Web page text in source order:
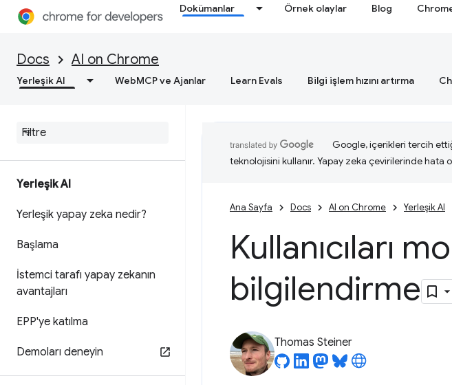
Dokümanlar Örnek olaylar Blog
Docs AI on Chrome
Yerleşik AI WebMCP ve Ajanlar Learn Evals Bilgi işlem hızını artırma
Yerleşik AI
Yerleşik yapay zeka nedir?
Başlama
İstemci tarafı yapay zekanın
avantajları
EPP'ye katılma
Demoları deneyin
Google, içerikleri tercih
teknolojisini kullanır. Yapay zeka çevirilerinde hata
Ana Sayfa Docs AI on Chrome Yerleşik AI
Kullanıcıları
bilgilendirme
Thomas Steiner